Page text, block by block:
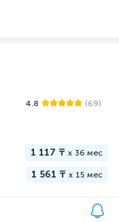
4.8 (69)
1 117 ₸ x 36 мес
1 561 ₸ x 15 мес